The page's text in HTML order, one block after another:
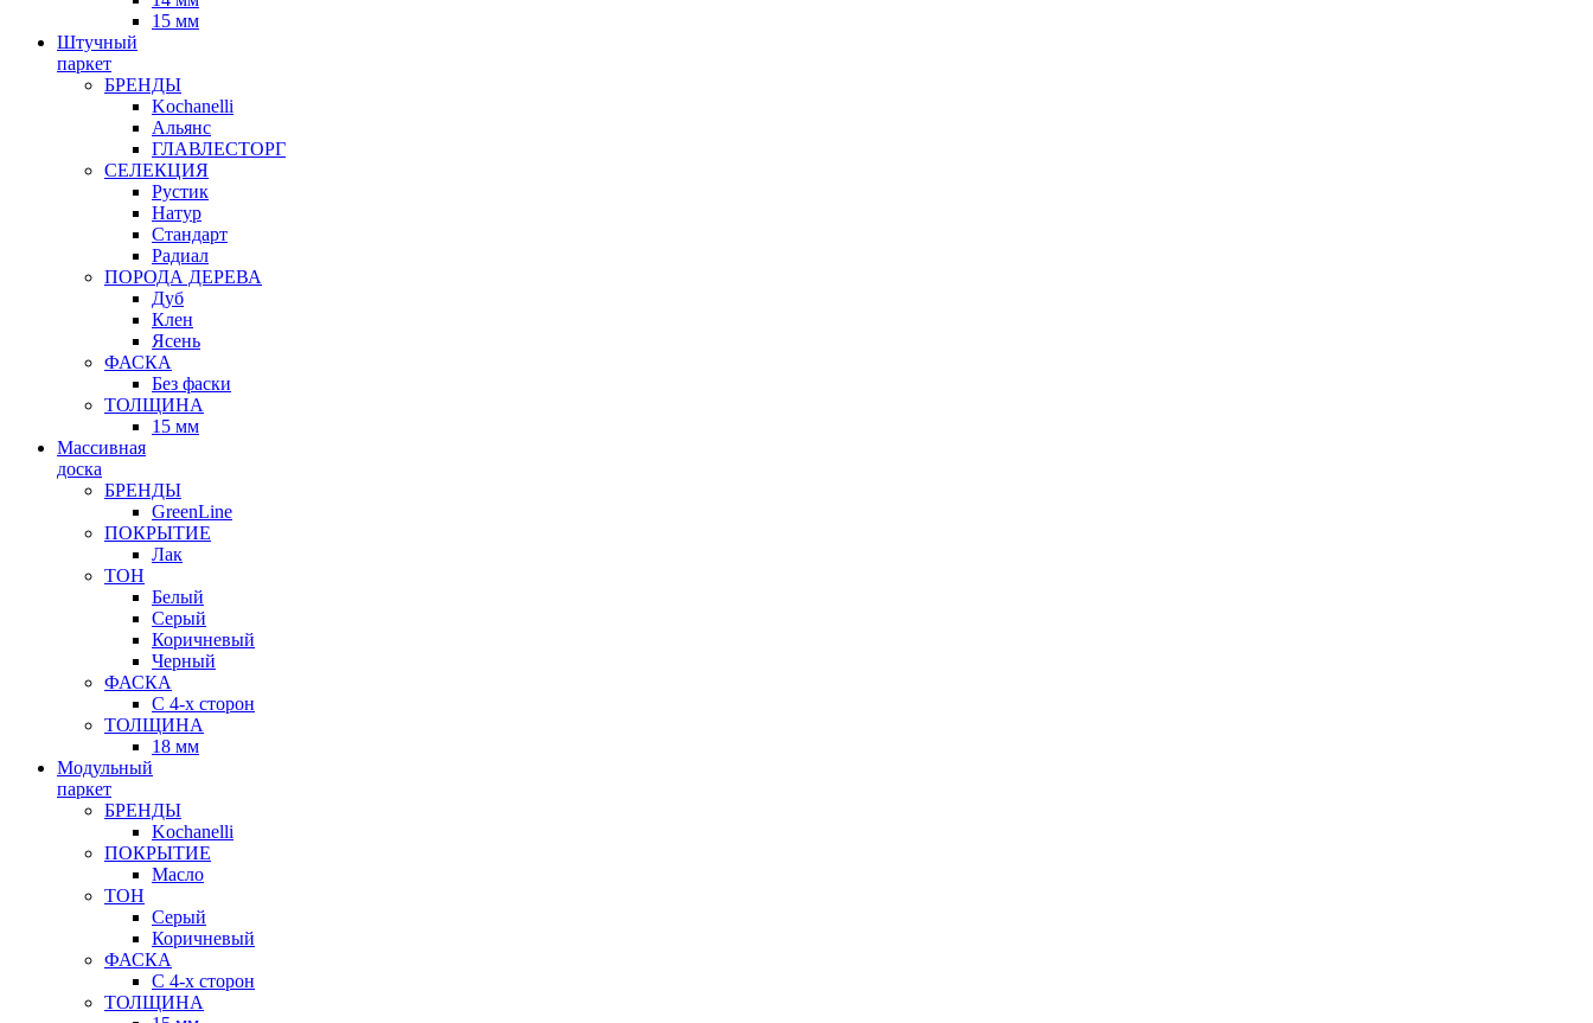
15 мм
Штучный
паркет
БРЕНДЫ
Kochanelli
Альянс
ГЛАВЛЕСТОРГ
СЕЛЕКЦИЯ
Рустик
Натур
Стандарт
Радиал
ПОРОДА ДЕРЕВА
Дуб
Клен
Ясень
ФАСКА
Без фаски
ТОЛЩИНА
15 мм
Массивная
доска
БРЕНДЫ
GreenLine
ПОКРЫТИЕ
Лак
ТОН
Белый
Серый
Коричневый
Черный
ФАСКА
С 4-х сторон
ТОЛЩИНА
18 мм
Модульный
паркет
БРЕНДЫ
Kochanelli
ПОКРЫТИЕ
Масло
ТОН
Серый
Коричневый
ФАСКА
С 4-х сторон
ТОЛЩИНА